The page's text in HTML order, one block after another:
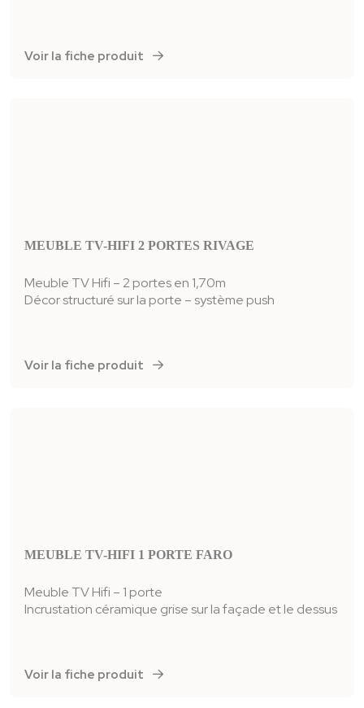
Voir la fiche produit
MEUBLE TV-HIFI 2 PORTES RIVAGE
Meuble TV Hifi – 2 portes en 1,70m
Décor structuré sur la porte – système push
Voir la fiche produit
MEUBLE TV-HIFI 1 PORTE FARO
Meuble TV Hifi – 1 porte
Incrustation céramique grise sur la façade et le dessus
Voir la fiche produit